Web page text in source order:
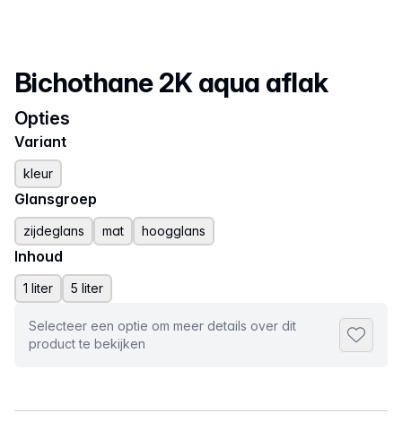
Productnaam
Bichothane 2K aqua aflak
Opties
Variant
kleur
Glansgroep
zijdeglans mat hoogglans
Inhoud
1 liter 5 liter
Selecteer een optie om meer details over dit
product te bekijken